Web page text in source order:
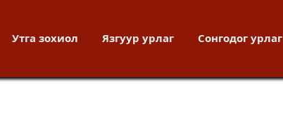
Утга зохиол Язгуур урлаг Сонгодог урлаг